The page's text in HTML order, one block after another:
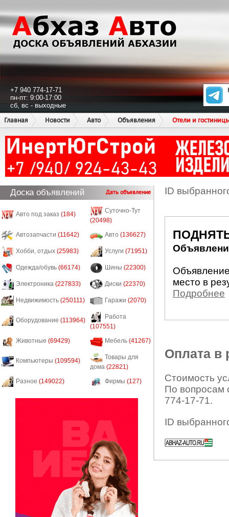
+7 940 774-17-71
пн-пт: 9:00-17:00
сб, вс - выходные
Главная
Новости Авто Объявления Отели и
Доска объявлений Дать объявление
Авто под заказ (184)
Суточно-Тут
(20498)
Автозапчасти (11642) Авто (136627)
Хобби, отдых (25983) Услуги (71951)
Одежда/обувь (66174) Шины (22300)
Электроника (227833) Диски (22370)
Недвижимость (250111) Гаражи (2070)
Оборудование (113964)
Работа
(107551)
Животные (69429) Мебель (41267)
Компьютеры (109594)
Товары для
дома (22821)
Разное (149022) Фирмы (127)
ID
место в
Подробнее
Оплата в
Стоимость
По вопросам
774-17-71.
ID